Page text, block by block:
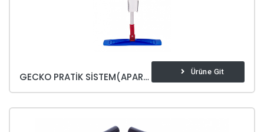
GECKO PRATIK SISTEM(APARAT DAHIL) Ürüne Git